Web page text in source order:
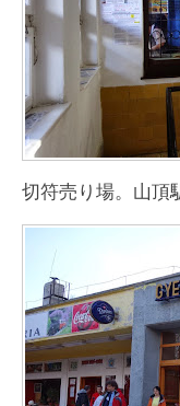
切符売り場。山頂